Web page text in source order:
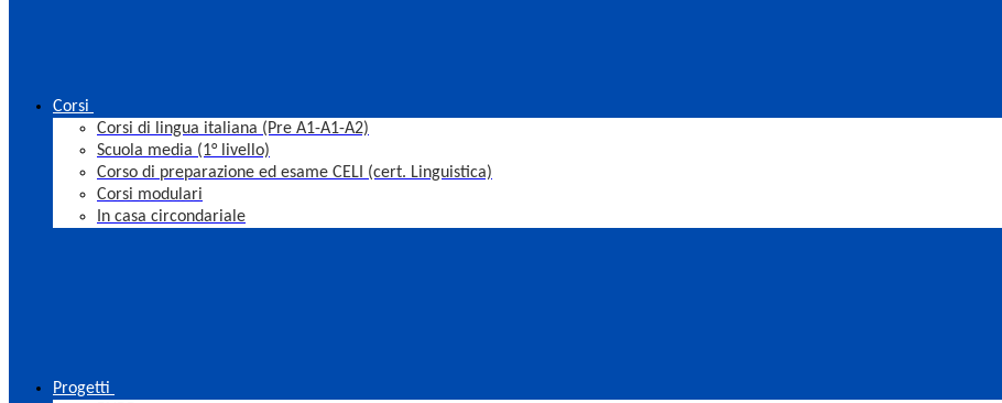
Corsi
Corsi di lingua italiana (Pre A1-A1-A2)
Scuola media (1° livello)
Corso di preparazione ed esame CELI (cert. Linguistica)
Corsi modulari
In casa circondariale
Progetti